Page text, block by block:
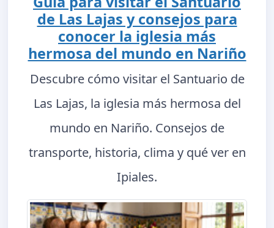
de Las Lajas y consejos para
conocer la iglesia más
hermosa del mundo en Nariño
Descubre cómo visitar el Santuario de
Las Lajas, la iglesia más hermosa del
mundo en Nariño. Consejos de
transporte, historia, clima y qué ver en
Ipiales.